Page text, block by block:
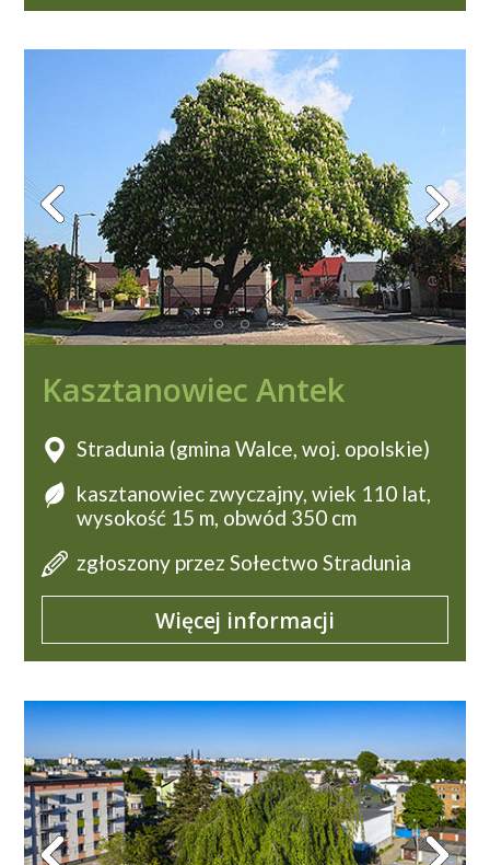
Kasztanowiec Antek
Stradunia (gmina Walce, woj. opolskie)
kasztanowiec zwyczajny, wiek 110 lat,
wysokość 15 m, obwód 350 cm
zgłoszony przez Sołectwo Stradunia
Więcej informacji